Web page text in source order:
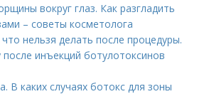
вокруг глаз. Как разгладить
– советы косметолога
нельзя делать после процедуры.
инъекций ботулотоксинов
В каких случаях ботокс для зоны